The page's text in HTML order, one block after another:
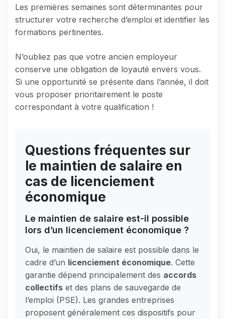
Les premières semaines sont déterminantes pour
structurer votre recherche d’emploi et identifier les
formations pertinentes.
N’oubliez pas que votre ancien employeur
conserve une obligation de loyauté envers vous.
Si une opportunité se présente dans l’année, il doit
vous proposer prioritairement le poste
correspondant à votre qualification !
Questions fréquentes sur
le maintien de salaire en
cas de licenciement
économique
Le maintien de salaire est-il possible
lors d’un licenciement économique ?
Oui, le maintien de salaire est possible dans le
cadre d’un licenciement économique. Cette
garantie dépend principalement des accords
collectifs et des plans de sauvegarde de
l’emploi (PSE). Les grandes entreprises
proposent généralement ces dispositifs pour